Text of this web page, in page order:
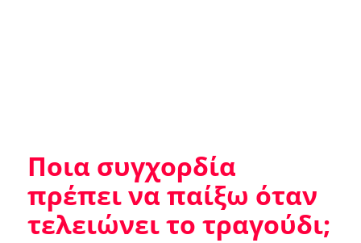
Ποια συγχορδία
πρέπει να παίξω όταν
τελειώνει το τραγούδι;